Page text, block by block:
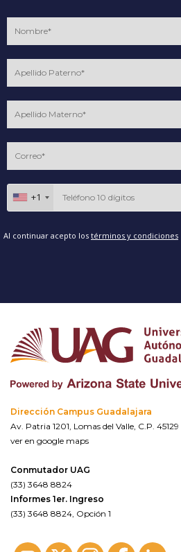
+1
Al continuar acepto los términos y condiciones
Dirección Campus Guadalajara
Av. Patria 1201, Lomas del Valle, C.P.
ver en google maps
Conmutador UAG
(33) 3648 8824
Informes 1er. Ingreso
(33) 3648 8824, Opción 1